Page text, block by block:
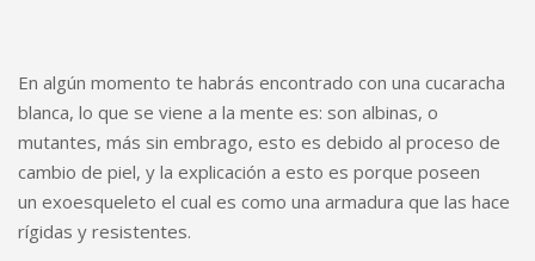
En algún momento te habrás encontrado con una cucaracha
blanca, lo que se viene a la mente es: son albinas, o
mutantes, más sin embrago, esto es debido al proceso de
cambio de piel, y la explicación a esto es porque poseen
un exoesqueleto el cual es como una armadura que las hace
rígidas y resistentes.